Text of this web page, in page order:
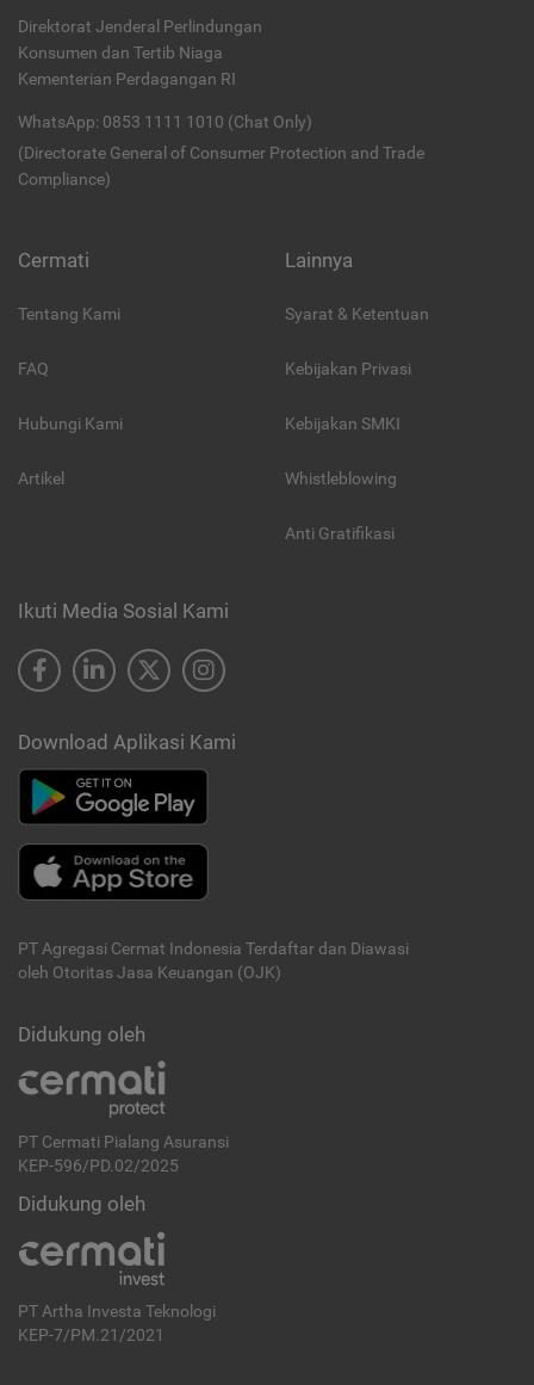
Direktorat Jenderal Perlindungan
Konsumen dan Tertib Niaga
Kementerian Perdagangan RI
WhatsApp: 0853 1111 1010 (Chat Only)
(Directorate General of Consumer Protection and Trade
Compliance)
Cermati
Tentang Kami
FAQ
Hubungi Kami
Artikel
Lainnya
Syarat & Ketentuan
Kebijakan Privasi
Kebijakan SMKI
Whistleblowing
Anti Gratifikasi
Ikuti Media Sosial Kami
Download Aplikasi Kami
PT Agregasi Cermat Indonesia Terdaftar dan Diawasi
oleh Otoritas Jasa Keuangan (OJK)
Didukung oleh
PT Cermati Pialang Asuransi
KEP-596/PD.02/2025
Didukung oleh
PT Artha Investa Teknologi
KEP-7/PM.21/2021